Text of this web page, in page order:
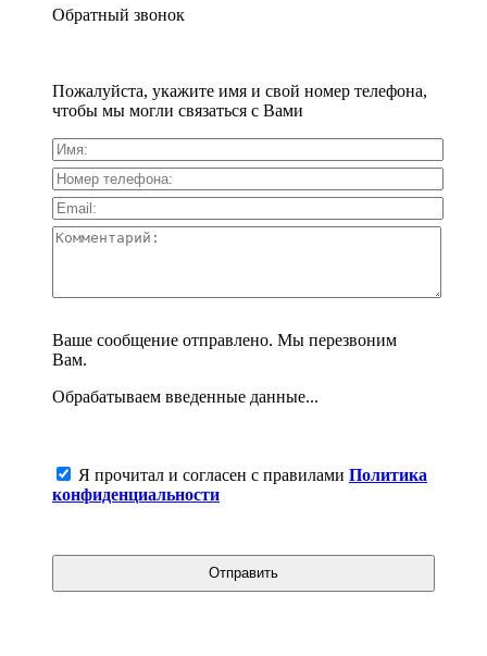
Обратный звонок
Пожалуйста, укажите имя и свой номер телефона,
чтобы мы могли связаться с Вами
Ваше сообщение отправлено. Мы перезвоним
Вам.
Обрабатываем введенные данные...
Я прочитал и согласен с правилами Политика
конфиденциальности
Отправить